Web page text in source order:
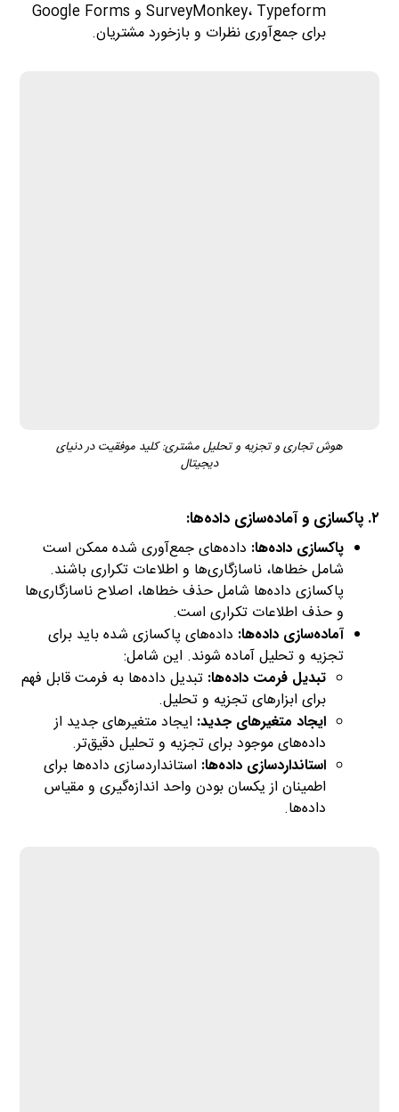
SurveyMonkey، Typeform و Google Forms
برای جمع‌آوری نظرات و بازخورد مشتریان.
هوش تجاری و تجزیه و تحلیل مشتری: کلید موفقیت در دنیای
دیجیتال
۲. پاکسازی و آماده‌سازی داده‌ها:
پاکسازی داده‌ها: داده‌های جمع‌آوری شده ممکن است
شامل خطاها، ناسازگاری‌ها و اطلاعات تکراری باشند.
پاکسازی داده‌ها شامل حذف خطاها، اصلاح ناسازگاری‌ها
و حذف اطلاعات تکراری است.
آماده‌سازی داده‌ها: داده‌های پاکسازی شده باید برای
تجزیه و تحلیل آماده شوند. این شامل:
تبدیل فرمت داده‌ها: تبدیل داده‌ها به فرمت قابل فهم
برای ابزارهای تجزیه و تحلیل.
ایجاد متغیرهای جدید: ایجاد متغیرهای جدید از
داده‌های موجود برای تجزیه و تحلیل دقیق‌تر.
استانداردسازی داده‌ها: استانداردسازی داده‌ها برای
اطمینان از یکسان بودن واحد اندازه‌گیری و مقیاس
داده‌ها.